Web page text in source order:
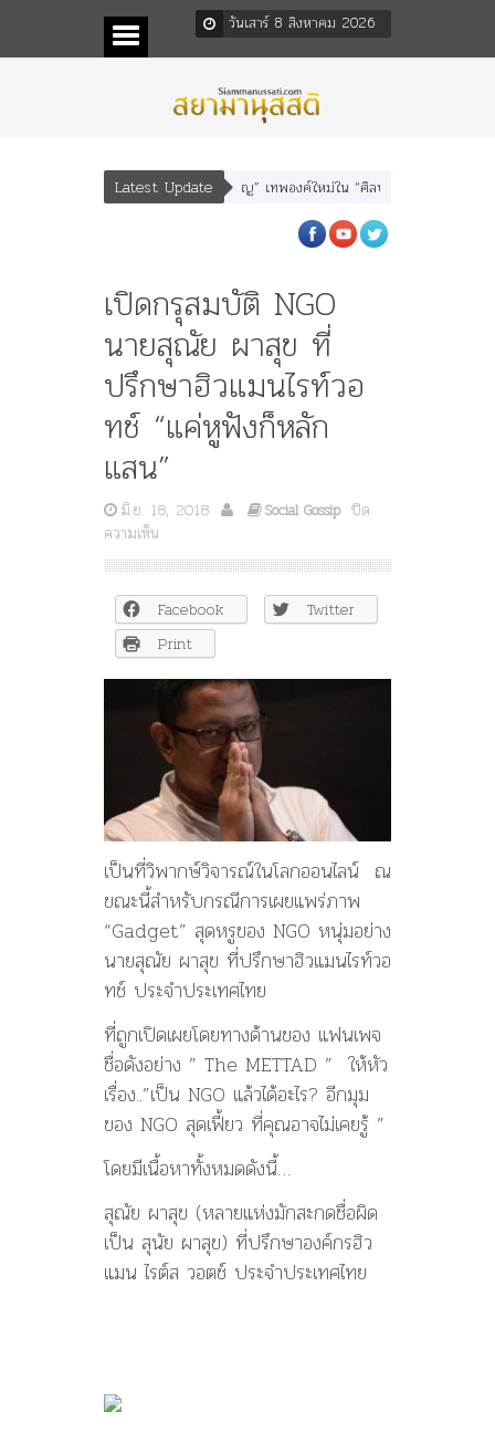
วันเสาร์ 8 สิงหาคม 2026
Latest Update
ณเทพบุตร” และ “เทพีรัฐธรรมนูญ” เทพองค์ใหม่ใน “ศิลปะคณะราษฎร”
เปิดกรุสมบัติ NGO
นายสุณัย ผาสุข ที่
ปรึกษาฮิวแมนไรท์วอ
ทช์ “แค่หูฟังก็หลัก
แสน”
มิ.ย. 18, 2018 Social Gossip ปิด
ความเห็น
เปิด
กรุ
สมบัติ
NGO
นาย
สุณั
ย
ผาสุข
ที่
ปรึกษา
ฮิว
แมน
ไรท์
วอ
ทช์
“แค่
หู
ฟัง
ก็
หลัก
แสน”
Facebook
Twitter
Print
เป็นที่วิพากษ์วิจารณ์ในโลกออนไลน์ ณ
ขณะนี้สำหรับกรณีการเผยแพร่ภาพ
“Gadget” สุดหรูของ NGO หนุ่มอย่าง
นายสุณัย ผาสุข ที่ปรึกษาฮิวแมนไรท์วอ
ทช์ ประจำประเทศไทย
ที่ถูกเปิดเผยโดยทางด้านของ แฟนเพจ
ชื่อดังอย่าง ” The METTAD ” ให้หัว
เรื่อง..”เป็น NGO แล้วได้อะไร? อีกมุม
ของ NGO สุดเฟี้ยว ที่คุณอาจไม่เคยรู้ ”
โดยมีเนื้อหาทั้งหมดดังนี้…
สุณัย ผาสุข (หลายแห่งมักสะกดชื่อผิด
เป็น สุนัย ผาสุข) ที่ปรึกษาองค์กรฮิว
แมน ไรต์ส วอตช์ ประจำประเทศไทย